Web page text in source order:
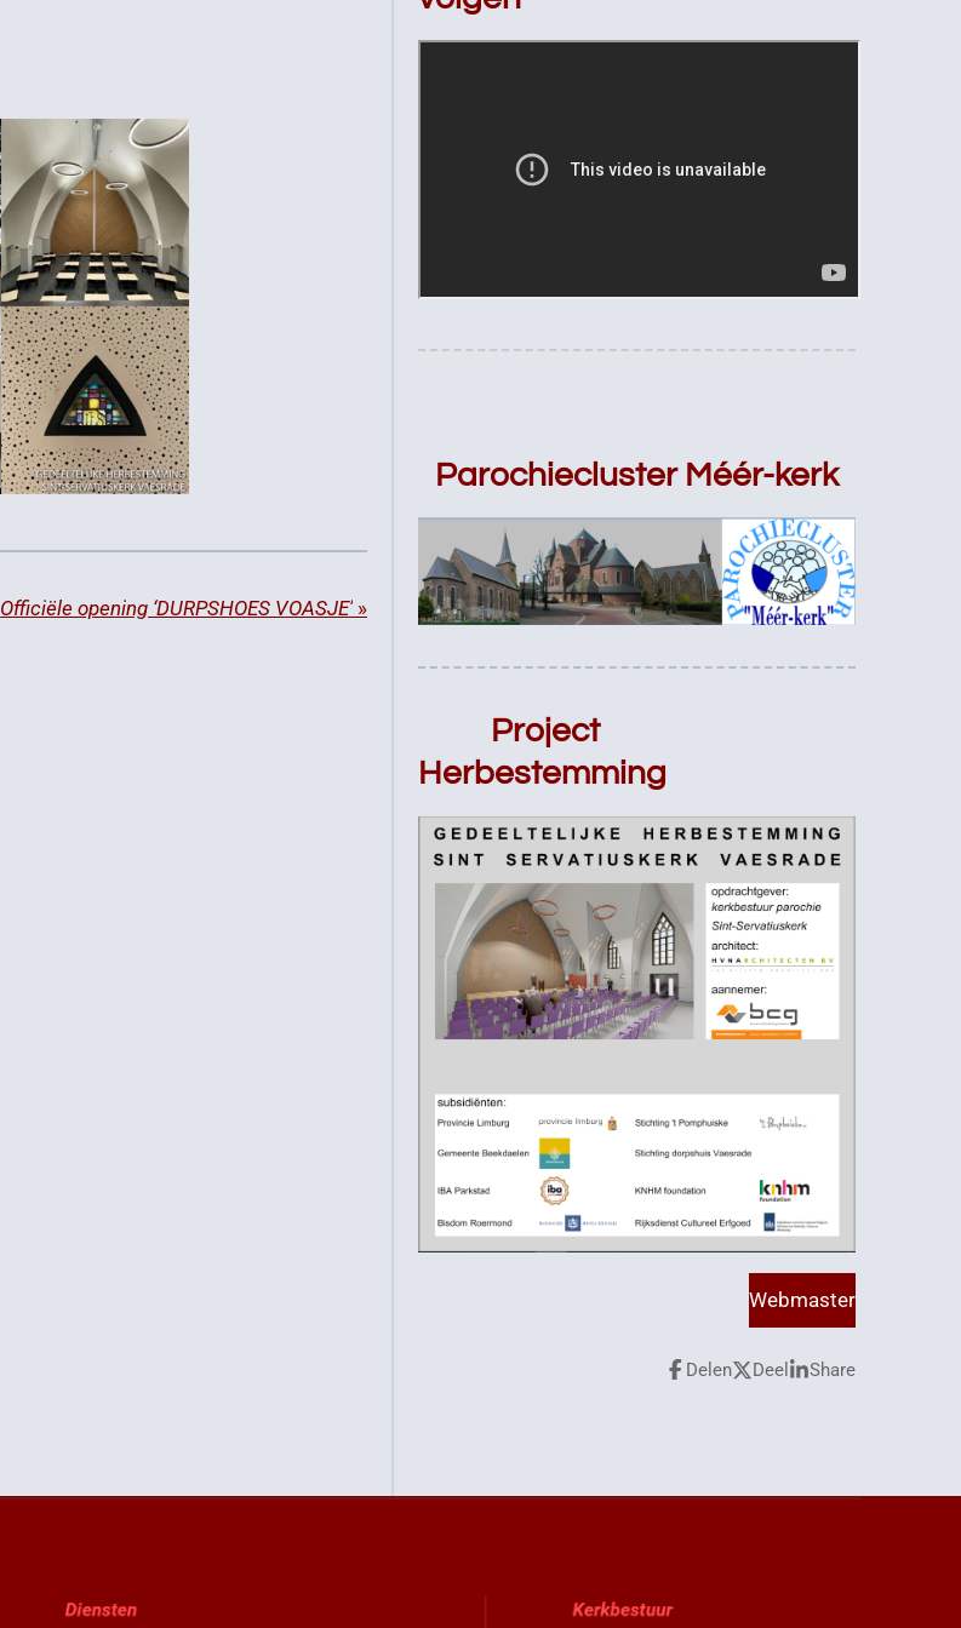
Officiële opening ‘DURPSHOES VOASJE’»
Parochiecluster Méér-kerk
Project
Herbestemming
Webmaster
Delen Deel Share